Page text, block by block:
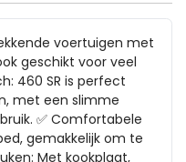
voertuigen met
geschikt voor veel
460 SR is perfect
met een slimme
✅ Comfortabele
gemakkelijk om te
Met kookplaat,